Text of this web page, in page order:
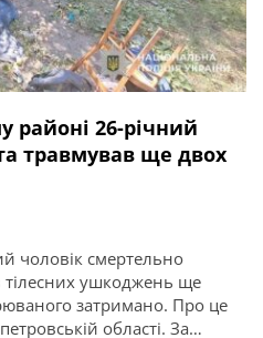
районі 26-річний
травмував ще двох
чоловік смертельно
тілесних ушкоджень ще
затримано. Про це
області. За